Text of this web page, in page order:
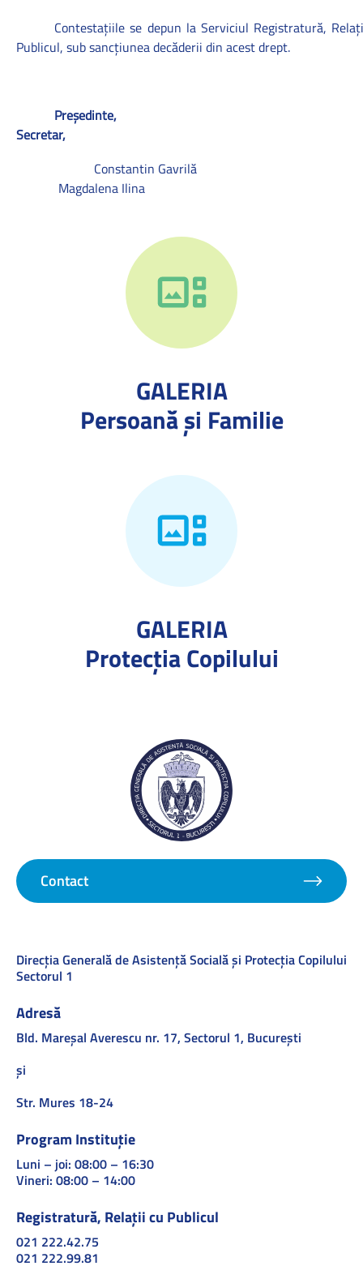
Contestaţiile se depun la Serviciul Registratură,
Publicul, sub sancţiunea decăderii din acest drept.
Preşedinte,
Secretar,
Constantin Gavrilă
Magdalena Ilina
GALERIA
Persoană și Familie
GALERIA
Protecţia Copilului
Contact
Direcţia Generală de Asistenţă Socială şi Protecţia Copilului
Sectorul 1
Adresă
Bld. Mareşal Averescu nr. 17, Sectorul 1, Bucureşti
și
Str. Mures 18-24
Program Instituție
Luni – joi: 08:00 – 16:30
Vineri: 08:00 – 14:00
Registratură, Relații cu Publicul
021 222.42.75
021 222.99.81